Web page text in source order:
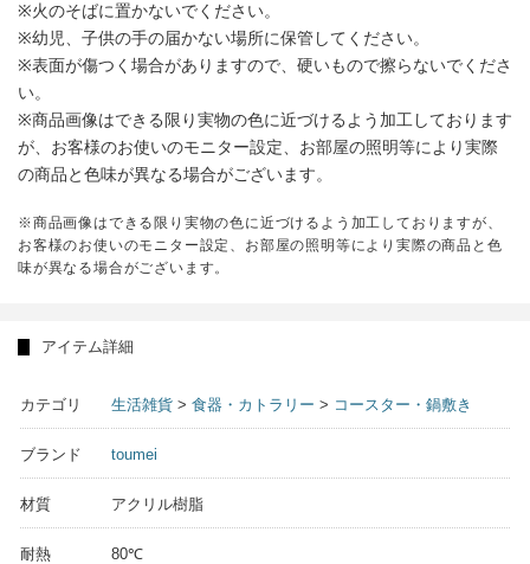
※火のそばに置かないでください。
※幼児、子供の手の届かない場所に保管してください。
※表面が傷つく場合がありますので、硬いもので擦らないでくださ
い。
※商品画像はできる限り実物の色に近づけるよう加工しております
が、お客様のお使いのモニター設定、お部屋の照明等により実際
の商品と色味が異なる場合がございます。
※商品画像はできる限り実物の色に近づけるよう加工しておりますが、
お客様のお使いのモニター設定、お部屋の照明等により実際の商品と色
味が異なる場合がございます。
アイテム詳細
カテゴリ 生活雑貨 > 食器・カトラリー > コースター・鍋敷き
ブランド toumei
材質 アクリル樹脂
耐熱 80℃